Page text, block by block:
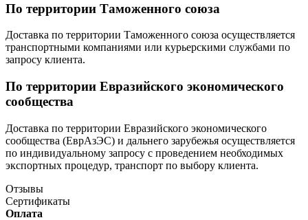
По территории Таможенного союза
Доставка по территории Таможенного союза осуществляется
транспортными компаниями или курьерскими службами по
запросу клиента.
По территории Евразийского экономического
сообщества
Доставка по территории Евразийского экономического
сообщества (ЕврАзЭС) и дальнего зарубежья осуществляется
по индивидуальному запросу с проведением необходимых
экспортных процедур, транспорт по выбору клиента.
Отзывы
Сертификаты
Оплата